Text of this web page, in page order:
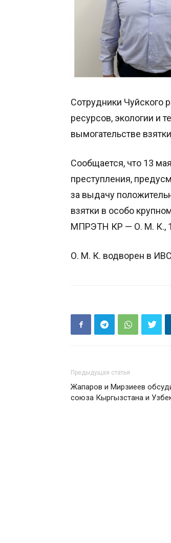
Сотрудники Чуйского
ресурсов, экологии и
вымогательстве
Сообщается, что 13
преступления,
за выдачу
взятки в особо
МПРЭТН КР — О. М. К.,
О. М. К. водворен в
Предыдущая статья
Жапаров и Мирзиеев
союза Кыргызстана и